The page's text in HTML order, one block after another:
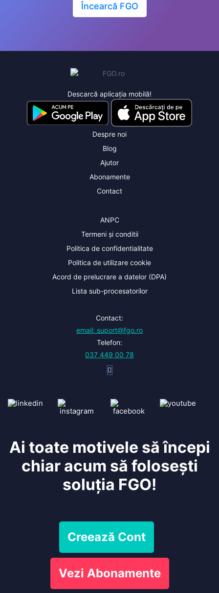
Încearcă FGO
Descarcă aplicația mobilă!
Despre noi
Blog
Ajutor
Abonamente
Contact
ANPC
Termeni și conditii
Politica de confidentialitate
Politica de utilizare cookie
Acord de prelucrare a datelor (DPA)
Lista sub-procesatorilor
Contact:
email: suport@fgo.ro
Telefon:
037 449 00 78
Ai toate motivele să începi
chiar acum să folosești
soluția FGO!
Creează Cont
Vezi Abonamente